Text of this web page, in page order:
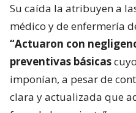
Su caída la atribuyen a
médico y de enfermería
“Actuaron con
preventivas básicas
imponían, a pesar de
clara y actualizada que